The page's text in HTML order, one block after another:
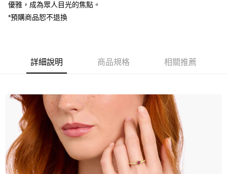
優雅，成為眾人目光的焦點。
*預購商品恕不退換
詳細說明 商品規格 相關推薦